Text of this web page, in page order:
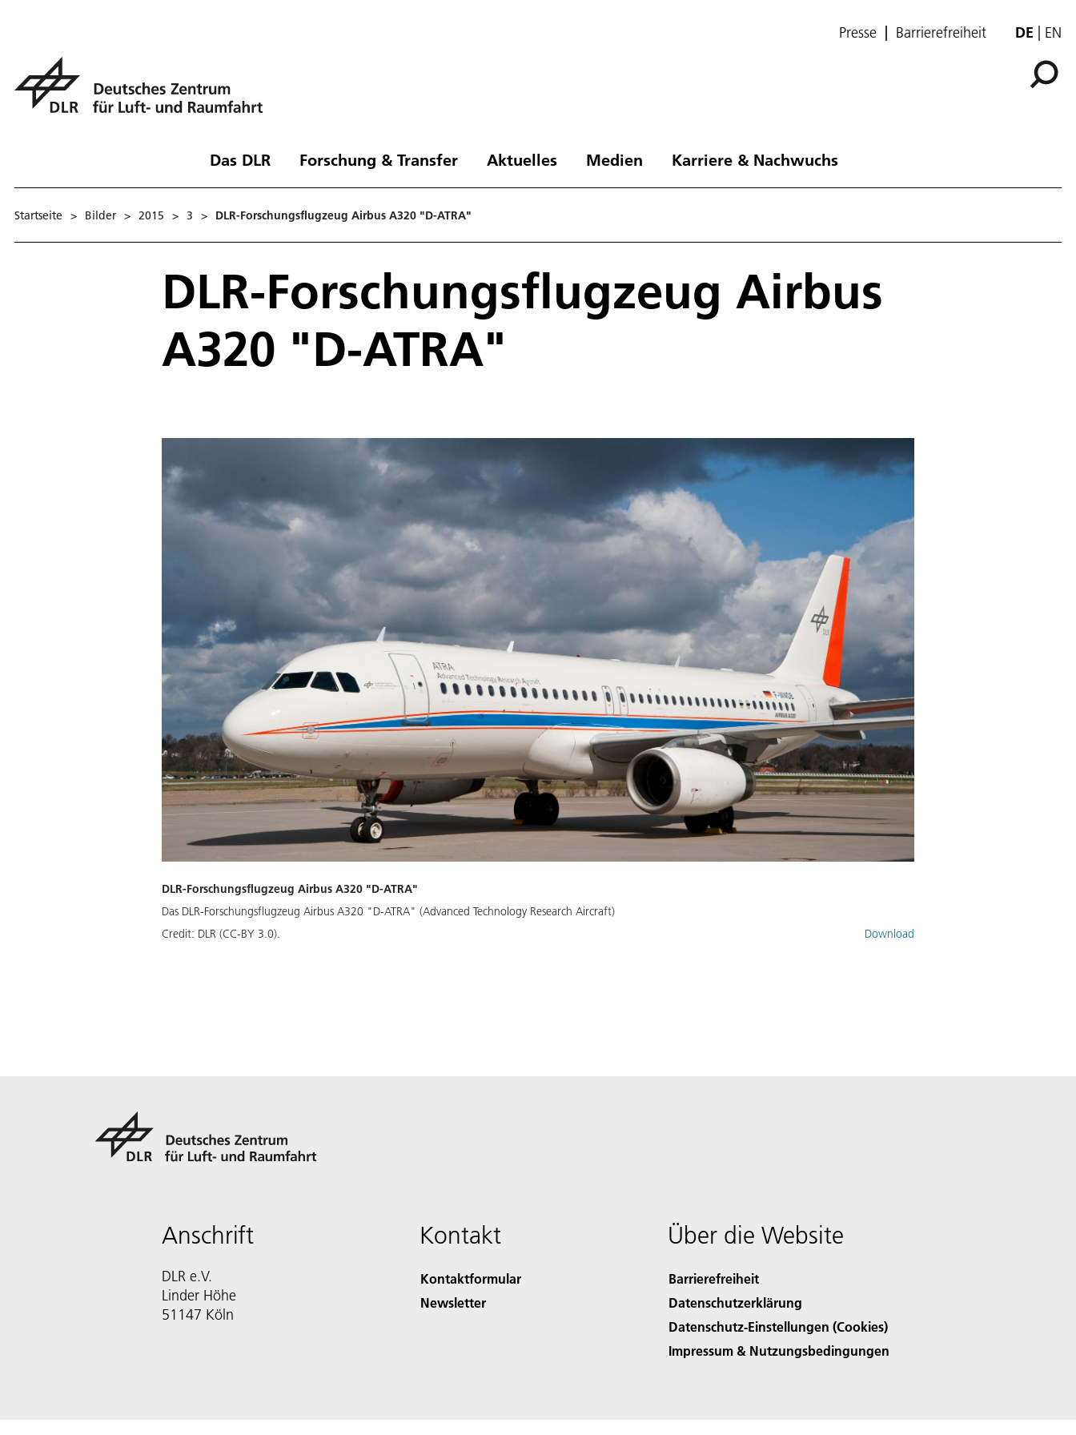
Presse Barrierefreiheit DE EN
Das DLR Forschung & Transfer Aktuelles Medien Karriere & Nachwuchs
Startseite > Bilder > 2015 > 3 > DLR-Forschungsflugzeug Airbus A320 "D-ATRA"
DLR-Forschungsflugzeug Airbus
A320 "D-ATRA"
DLR-Forschungsflugzeug Airbus A320 "D-ATRA"
Das DLR-Forschungsflugzeug Airbus A320 "D-ATRA" (Advanced Technology Research Aircraft)
Credit: DLR (CC-BY 3.0). Download
Anschrift
DLR e.V.
Linder Höhe
51147 Köln
Kontakt
Kontaktformular
Newsletter
Über die Website
Barrierefreiheit
Datenschutzerklärung
Datenschutz-Einstellungen (Cookies)
Impressum & Nutzungsbedingungen